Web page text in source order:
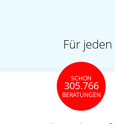
Für
SCHON
305.766
BERATUNGEN